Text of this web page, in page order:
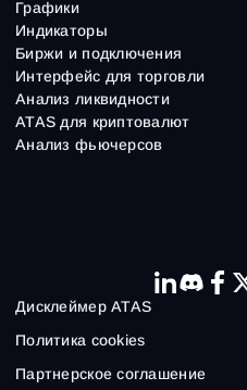
Графики
Индикаторы
Биржи и подключения
Интерфейс для торговли
Анализ ликвидности
ATAS для криптовалют
Анализ фьючерсов
Дисклеймер ATAS
Политика cookies
Партнерское соглашение